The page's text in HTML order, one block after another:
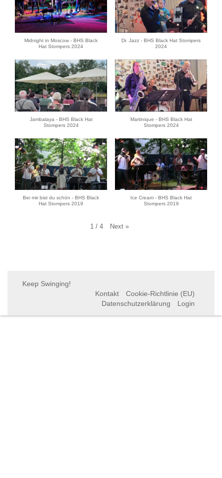
Midnight in Moscow - BHS Black
Hat Stompers 2024
Dr. Jazz - BHS Black Hat Stompers
2024
Jambalaya - BHS Black Hat
Stompers 2024
Martinique - BHS Black Hat
Stompers 2024
Bei mir bist du schön - BHS Black
Hat Stompers 2019
Ice Cream - BHS Black Hat
Stompers 2019
1 / 4 Next »
Keep Swinging!
Kontakt
Cookie-Richtlinie (EU)
Datenschutzerklärung
Login